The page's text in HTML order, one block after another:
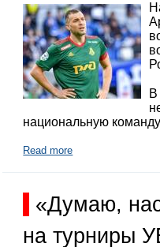
В
национальную
Read more
«Думаю,
на турниры